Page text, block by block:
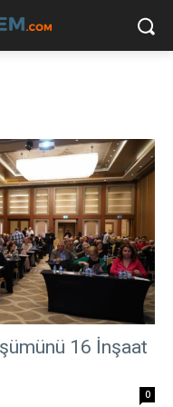
16 İnşaat
0